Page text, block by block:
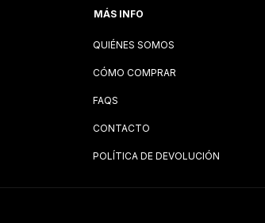
MÁS INFO
QUIÉNES SOMOS
CÓMO COMPRAR
FAQS
CONTACTO
POLÍTICA DE DEVOLUCIÓN